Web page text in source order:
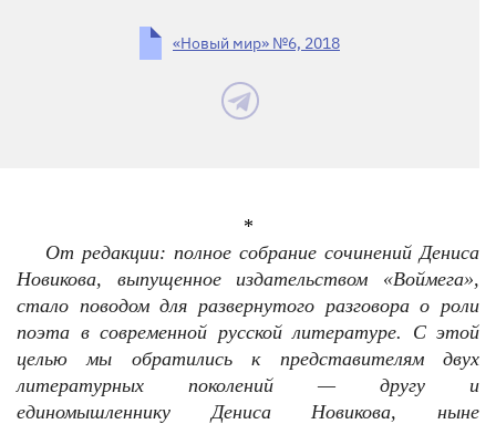
«Новый мир» №6, 2018
*
От редакции: полное собрание сочинений Дениса
Новикова, выпущенное издательством «Воймега»,
стало поводом для развернутого разговора о роли
поэта в современной русской литературе. С этой
целью мы обратились к представителям двух
литературных поколений — другу и
единомышленнику Дениса Новикова, ныне